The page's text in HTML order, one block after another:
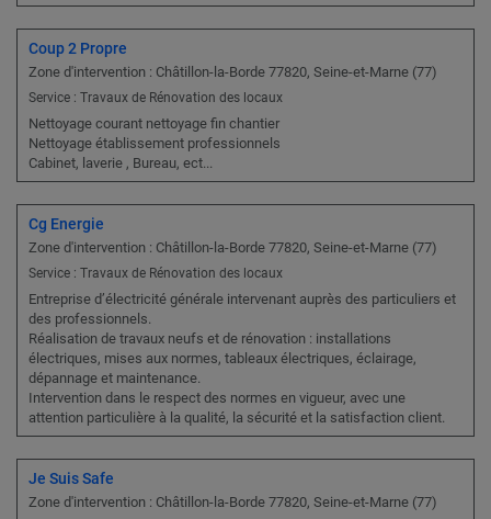
Coup 2 Propre
Zone d'intervention : Châtillon-la-Borde 77820, Seine-et-Marne (77)
Service : Travaux de Rénovation des locaux
Nettoyage courant nettoyage fin chantier
Nettoyage établissement professionnels
Cabinet, laverie , Bureau, ect...
Cg Energie
Zone d'intervention : Châtillon-la-Borde 77820, Seine-et-Marne (77)
Service : Travaux de Rénovation des locaux
Entreprise d’électricité générale intervenant auprès des particuliers et
des professionnels.
Réalisation de travaux neufs et de rénovation : installations
électriques, mises aux normes, tableaux électriques, éclairage,
dépannage et maintenance.
Intervention dans le respect des normes en vigueur, avec une
attention particulière à la qualité, la sécurité et la satisfaction client.
Je Suis Safe
Zone d'intervention : Châtillon-la-Borde 77820, Seine-et-Marne (77)